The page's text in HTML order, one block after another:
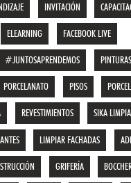
INVITACIÓN
ELEARNING FACEBOOK LIVE
#JUNTOSAPRENDEMOS PINTURAS
PORCELANATO PISOS
REVESTIMIENTOS SIKA
LIMPIAR FACHADAS
GRIFERÍA